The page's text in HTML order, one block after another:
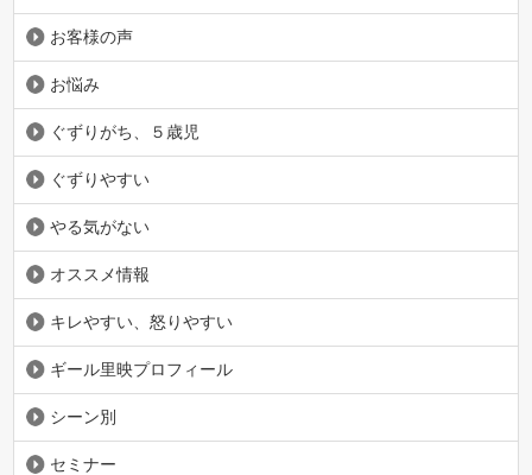
お客様の声
お悩み
ぐずりがち、５歳児
ぐずりやすい
やる気がない
オススメ情報
キレやすい、怒りやすい
ギール里映プロフィール
シーン別
セミナー